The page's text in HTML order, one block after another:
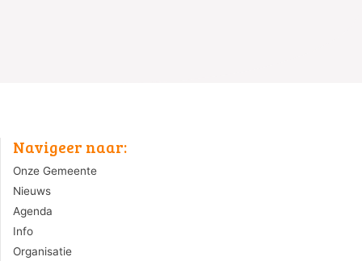
Navigeer naar:
Onze Gemeente
Nieuws
Agenda
Info
Organisatie